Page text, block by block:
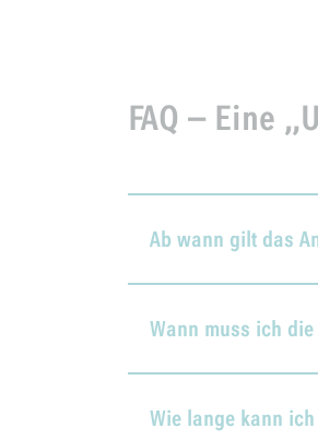
FAQ – Eine
Ab wann gilt das
Wann muss ich
Wie lange kann